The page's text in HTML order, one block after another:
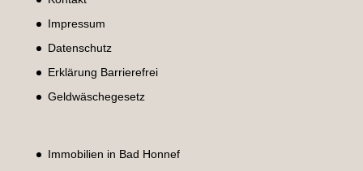
Impressum
Datenschutz
Erklärung Barrierefrei
Geldwäschegesetz
Immobilien in Bad Honnef